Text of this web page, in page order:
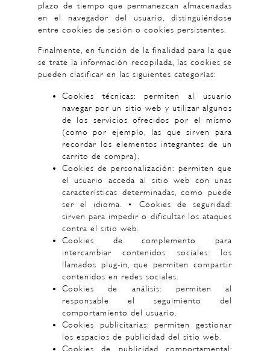
plazo de tiempo que permanezcan almacenadas
en el navegador del usuario, distinguiéndose
entre cookies de sesión o cookies persistentes.
Finalmente, en función de la finalidad para la que
se trate la información recopilada, las cookies se
pueden clasificar en las siguientes categorías:
Cookies técnicas: permiten al usuario
navegar por un sitio web y utilizar algunos
de los servicios ofrecidos por el mismo
(como por ejemplo, las que sirven para
recordar los elementos integrantes de un
carrito de compra).
Cookies de personalización: permiten que
el usuario acceda al sitio web con unas
características determinadas, como puede
ser el idioma. • Cookies de seguridad:
sirven para impedir o dificultar los ataques
contra el sitio web.
Cookies de complemento para
intercambiar contenidos sociales: los
llamados plug-in, que permiten compartir
contenidos en redes sociales.
Cookies de análisis: permiten al
responsable el seguimiento del
comportamiento del usuario.
Cookies publicitarias: permiten gestionar
los espacios de publicidad del sitio web.
Cookies de publicidad comportamental: